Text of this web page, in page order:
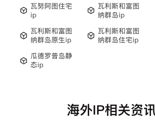
瓦努阿图住宅
ip
瓦利斯和富图
纳群岛ip
瓦利斯和富图
纳群岛原生ip
瓦利斯和富图
纳群岛住宅ip
瓜德罗普岛静
态ip
海外IP相关资